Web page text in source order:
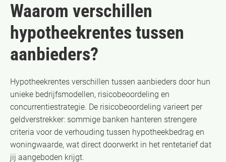
Waarom verschillen
hypotheekrentes tussen
aanbieders?
Hypotheekrentes verschillen tussen aanbieders door hun
unieke bedrijfsmodellen, risicobeoordeling en
concurrentiestrategie. De risicobeoordeling varieert per
geldverstrekker: sommige banken hanteren strengere
criteria voor de verhouding tussen hypotheekbedrag en
woningwaarde, wat direct doorwerkt in het rentetarief dat
jij aangeboden krijgt.